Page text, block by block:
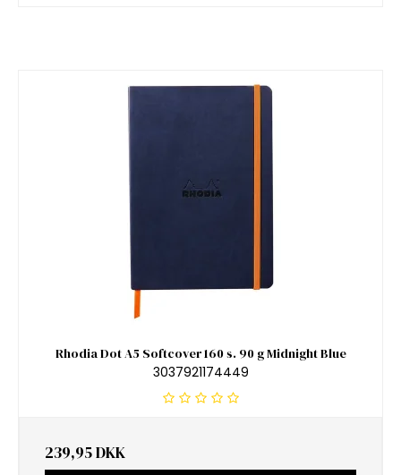
Rhodia Dot A5 Softcover 160 s. 90 g Midnight Blue
3037921174449
239,95 DKK